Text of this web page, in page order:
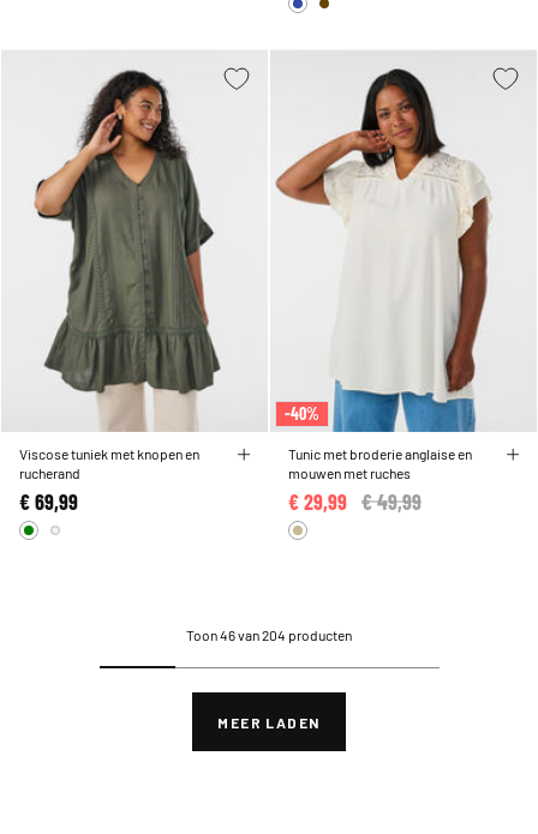
Viscose tuniek met knopen en
rucherand
€ 69,99
-40%
Tunic met broderie anglaise en
mouwen met ruches
Price reduced from
€ 49,99
€ 29,99
Toon 46 van 204 producten
MEER LADEN